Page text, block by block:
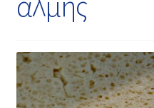
Συνεργαστείτε μαζί μας
Κατάστημα